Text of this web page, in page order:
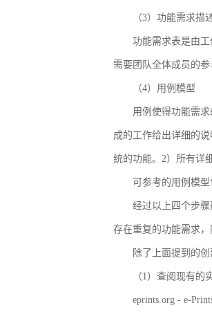
（3）功能需求描
功能需求表是由
需要团队全体成员的
（4）用例模型
用例使得功能需
成的工作给出详细的
统的功能。2）所有详
可参考的用例模
经过以上四个步
存在重复的功能需求
除了上面提到的
（1）查阅现有的
eprints.org - e-